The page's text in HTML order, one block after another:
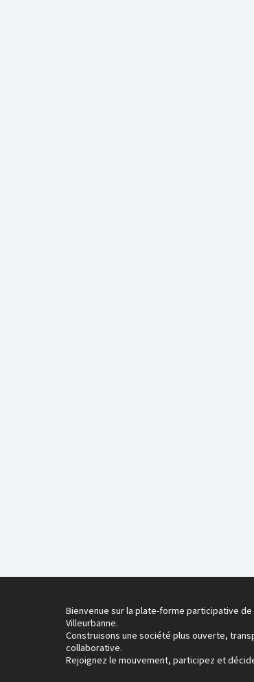
Bienvenue sur la plate-forme participative
Villeurbanne.
Construisons une société plus ouverte,
collaborative.
Rejoignez le mouvement, participez et